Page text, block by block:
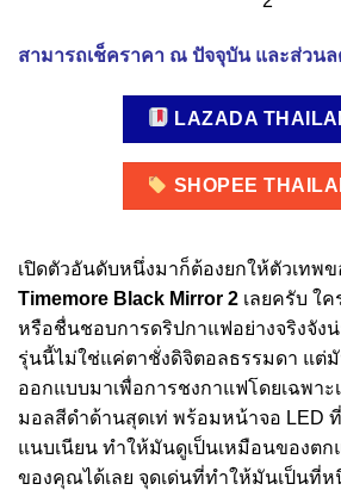
สามารถเช็คราคา ณ ปัจจุบัน และส่วนล
LAZADA
SHOPEE
เปิดตัวอันดับหนึ่งมาก็ต้องยกให้ตัวเทพข
Timemore Black Mirror 2 เลยครับ ใค
หรือชื่นชอบการดริปกาแฟอย่างจริงจัง
รุ่นนี้ไม่ใช่แค่ตาชั่งดิจิตอลธรรมดา แต่
ออกแบบมาเพื่อการชงกาแฟโดยเฉพา
มอลสีดำด้านสุดเท่ พร้อมหน้าจอ LED
แนบเนียน ทำให้มันดูเป็นเหมือนของต
ของคุณได้เลย จุดเด่นที่ทำให้มันเป็นที่ห